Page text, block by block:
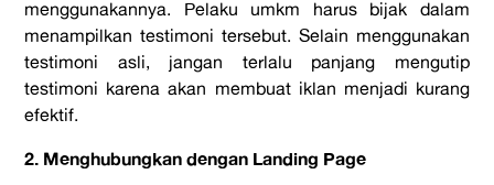
menggunakannya. Pelaku umkm harus bijak dalam
menampilkan testimoni tersebut. Selain menggunakan
testimoni asli, jangan terlalu panjang mengutip
testimoni karena akan membuat iklan menjadi kurang
efektif.
2. Menghubungkan dengan Landing Page